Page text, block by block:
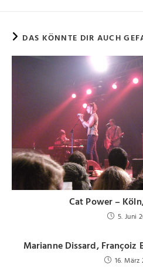
DAS KÖNNTE DIR AUCH
Cat Power –
5. Juni
Marianne Dissard, Françoiz
16.